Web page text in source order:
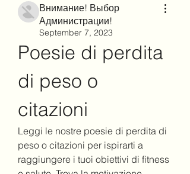
Внимание! Выбор
Администрации!
September 7, 2023
Poesie di perdita
di peso o
citazioni
Leggi le nostre poesie di perdita di
peso o citazioni per ispirarti a
raggiungere i tuoi obiettivi di fitness